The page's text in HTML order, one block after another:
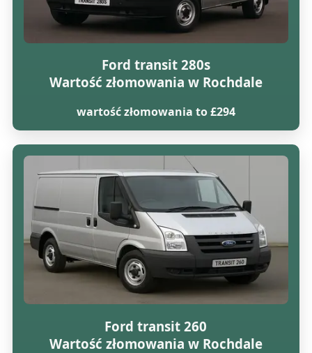
Ford transit 280s
Wartość złomowania w Rochdale
wartość złomowania to £294
Ford transit 260
Wartość złomowania w Rochdale